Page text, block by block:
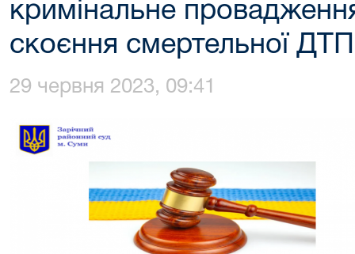
кримінальне
скоєння смертельної ДТП
29 червня 2023, 09:41